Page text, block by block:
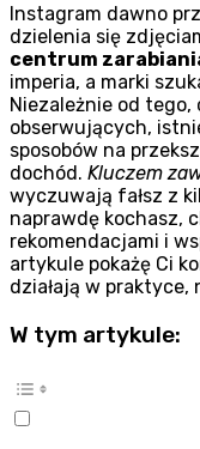
Instagram dawno
dzielenia się
centrum
imperia, a marki
Niezależnie od
obserwujących,
sposobów na
dochód. Kluczem
wyczuwają fałsz z
naprawdę kochasz,
rekomendacjami i
artykule pokażę Ci
działają w praktyce,
W tym artykule: